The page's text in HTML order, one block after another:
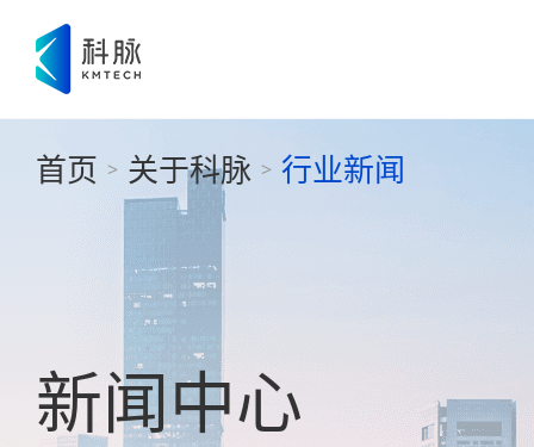
首页 > 关于科脉 > 行业新闻
新闻中心